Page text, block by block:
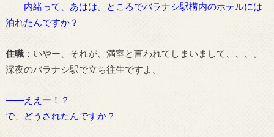
――内緒って、あはは。ところでバラナシ駅構内のホテルには
泊れたんですか？
住職：いやー、それが、満室と言われてしまいまして、、、。
深夜のバラナシ駅で立ち往生ですよ。
――ええー！？
で、どうされたんですか？